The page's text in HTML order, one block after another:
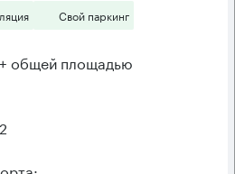
Свой паркинг
общей площадью